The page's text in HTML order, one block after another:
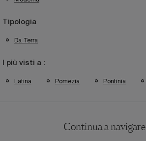
Tipologia
Da Terra
I più visti a :
Latina Pomezia Pontinia
Continua a navigare